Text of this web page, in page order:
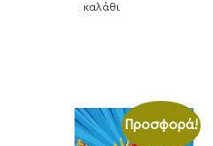
καλάθι
Προσφορά!